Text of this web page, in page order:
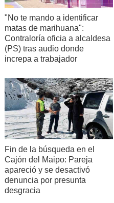
"No te mando a identificar
matas de marihuana":
Contraloría oficia a alcaldesa
(PS) tras audio donde
increpa a trabajador
Fin de la búsqueda en el
Cajón del Maipo: Pareja
apareció y se desactivó
denuncia por presunta
desgracia